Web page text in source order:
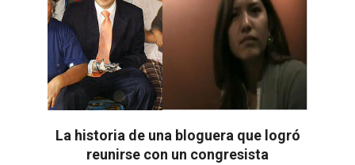
La historia de una bloguera que logró
reunirse con un congresista